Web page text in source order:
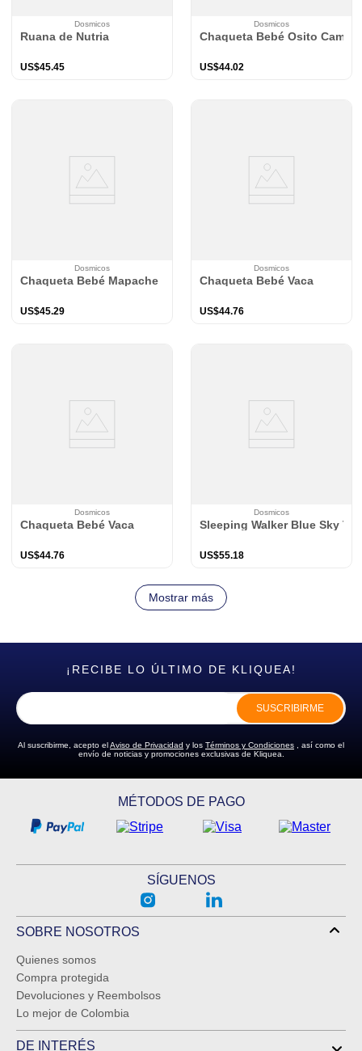
Dosmicos
Ruana de Nutria
US$45.45
Dosmicos
Chaqueta Bebé Osito Camel
US$44.02
Dosmicos
Chaqueta Bebé Mapache
US$45.29
Dosmicos
Chaqueta Bebé Vaca
US$44.76
Dosmicos
Chaqueta Bebé Vaca
US$44.76
Dosmicos
Sleeping Walker Blue Sky
US$55.18
Mostrar más
¡RECIBE LO ÚLTIMO DE KLIQUEA!
SUSCRIBIRME
Al suscribirme, acepto elAviso de Privacidad y los Términos y Condiciones , así como el
envío de noticias y promociones exclusivas de Kliquea.
MÉTODOS DE PAGO
SÍGUENOS
SOBRE NOSOTROS
Quienes somos
Compra protegida
Devoluciones y Reembolsos
Lo mejor de Colombia
DE INTERÉS